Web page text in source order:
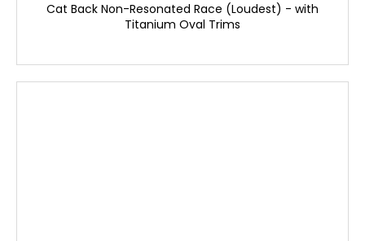
Cat Back Non-Resonated Race (Loudest) - with
Titanium Oval Trims